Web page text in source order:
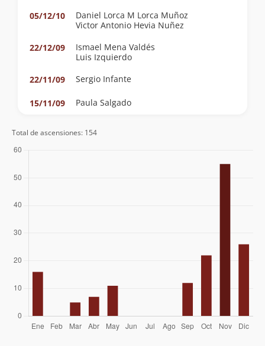
05/12/10
Daniel Lorca M Lorca Muñoz
Victor Antonio Hevia Nuñez
22/12/09
Ismael Mena Valdés
Luis Izquierdo
22/11/09
Sergio Infante
15/11/09 Paula Salgado
Hector Millar
Elias Lira
Total de ascensiones: 154